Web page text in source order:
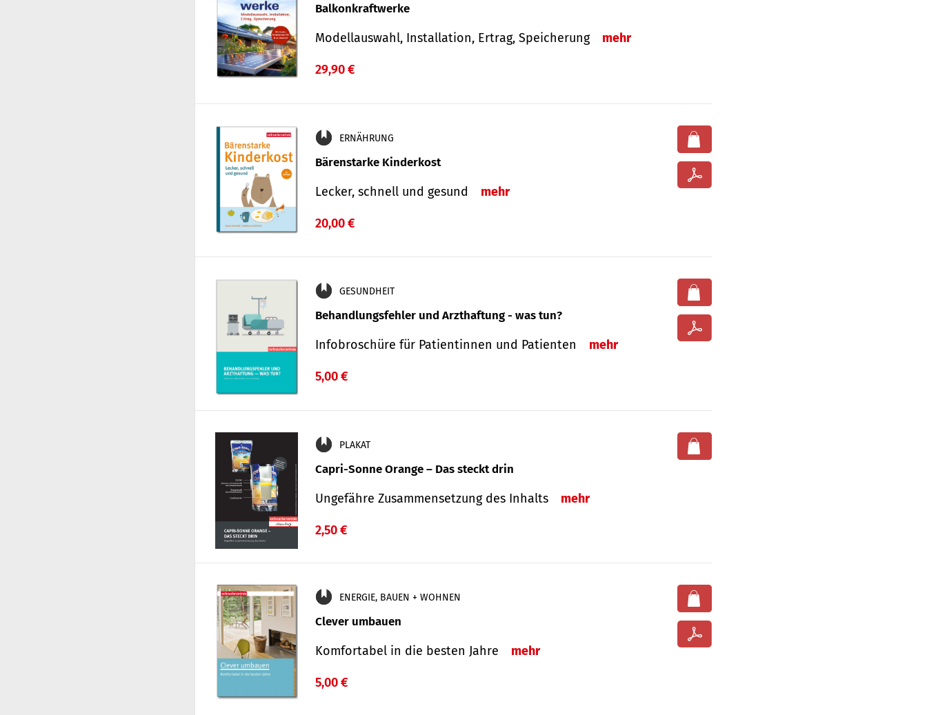
Balkonkraftwerke
Modellauswahl, Installation, Ertrag, Speicherung mehr
29,90 €
ERNÄHRUNG
Bärenstarke Kinderkost
Lecker, schnell und gesund mehr
20,00 €
GESUNDHEIT
Behandlungsfehler und Arzthaftung - was tun?
Infobroschüre für Patientinnen und Patienten mehr
5,00 €
PLAKAT
Capri-Sonne Orange – Das steckt drin
Ungefähre Zu­sammen­setzung des Inhalts mehr
2,50 €
ENERGIE, BAUEN + WOHNEN
Clever umbauen
Komfortabel in die besten Jahre mehr
5,00 €